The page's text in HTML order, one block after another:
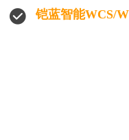
铠蓝智能WCS/